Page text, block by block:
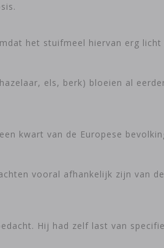
het stuifmeel hiervan erg
els, berk) bloeien al
kwart van de Europese
vooral afhankelijk zijn van
Hij had zelf last van